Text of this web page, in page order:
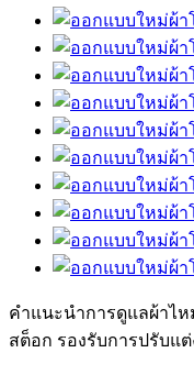
คำแนะนำการดูแลผ้าไห
สต็อก รองรับการปรับแ